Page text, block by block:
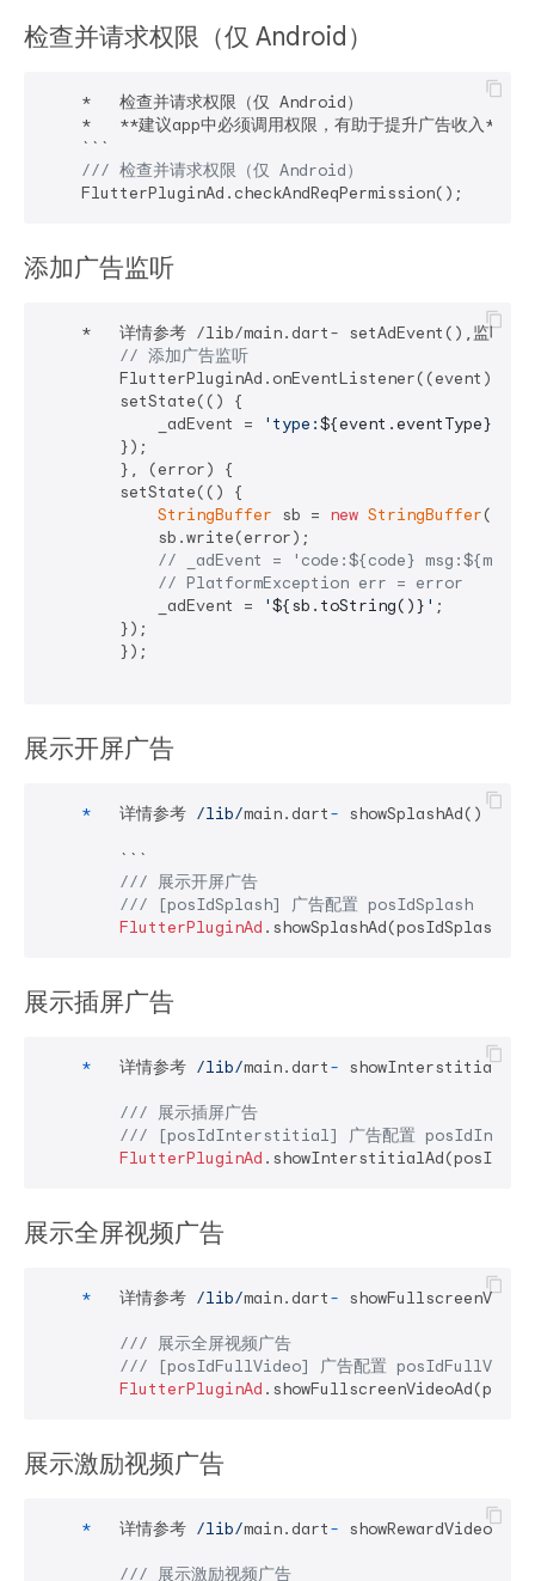
检查并请求权限（仅 Android）
    *   检查并请求权限（仅 Android）
    *   **建议app中必须调用权限，有助于提升广告收入**
    ```
/// 检查并请求权限（仅 Android）
添加⼴告监听
*   详情参考 /lib/main.dart- setAdEvent(),监听
// 添加⼴告监听
        FlutterPluginAd.onEventListener((event) {
        setState(() {
            _adEvent =
'type:${event.eventType}
        });
        }, (error) {
        setState(() {
StringBuffer sb = new StringBuffer();
            sb.write(error);
// _adEvent = 'code:${code}
// PlatformException err = error
            _adEvent =
'${sb.toString()} ' ;
        });
        });
展示开屏⼴告
*
   详情参考
/lib/main.dart- showSplashAd()
        ```
/// 展示开屏⼴告
/// [posIdSplash] ⼴告配置 posIdSplash
FlutterPluginAd
展示插屏⼴告
*
   详情参考
/lib/main.dart-
/// 展示插屏⼴告
/// [posIdInterstitial] ⼴告配置
FlutterPluginAd
展示全屏视频⼴告
*
   详情参考
/lib/main.dart-
/// 展示全屏视频⼴告
/// [posIdFullVideo] ⼴告配置 posIdFullVideo
FlutterPluginAd
展示激励视频⼴告
*
   详情参考
/lib/main.dart- showRewardVideoAd()
/// 展示激励视频⼴告